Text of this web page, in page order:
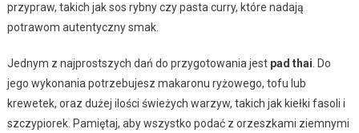
przypraw, takich jak sos rybny czy pasta curry, które nadają
potrawom autentyczny smak.
Jednym z najprostszych dań do przygotowania jest pad thai . Do
jego wykonania potrzebujesz makaronu ryżowego, tofu lub
krewetek, oraz dużej ilości świeżych warzyw, takich jak kiełki fasoli i
szczypiorek. Pamiętaj, aby wszystko podać z orzeszkami ziemnymi